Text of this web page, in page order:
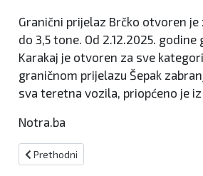
Granični prijelaz Brčko otvoren je
do 3,5 tone. Od 2.12.2025.
Karakaj je otvoren za sve
graničnom prijelazu Šepak
sva teretna vozila, priopćeno je iz
Notra.ba
Prethodni članak: Radarske kontrole za
Prethodni